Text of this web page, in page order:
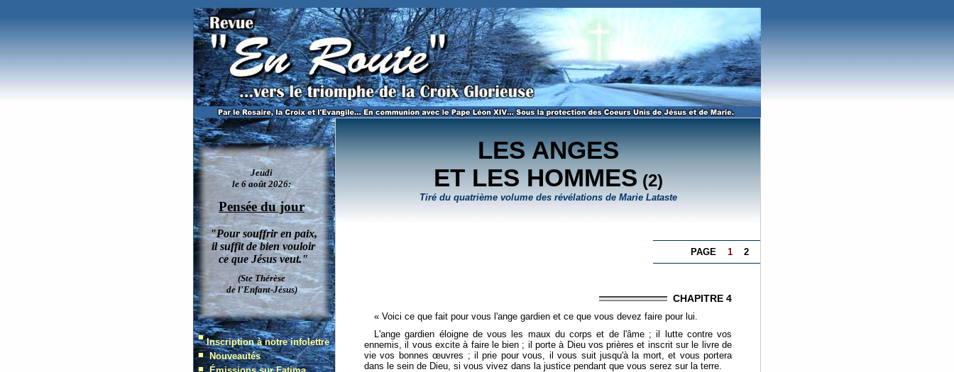
LES ANGES
ET LES HOMMES (2)
Tiré du quatrième volume des révélations de Marie Lataste
PAGE 1 2
CHAPITRE 4
« Voici ce que fait pour vous l'ange gardien et ce que vous devez faire pour lui.
L'ange gardien éloigne de vous les maux du corps et de l'âme ; il lutte contre vos
ennemis, il vous excite à faire le bien ; il porte à Dieu vos prières et inscrit sur le livre de
vie vos bonnes œuvres ; il prie pour vous, il vous suit jusqu'à la mort, et vous portera
dans le sein de Dieu, si vous vivez dans la justice pendant que vous serez sur la terre.